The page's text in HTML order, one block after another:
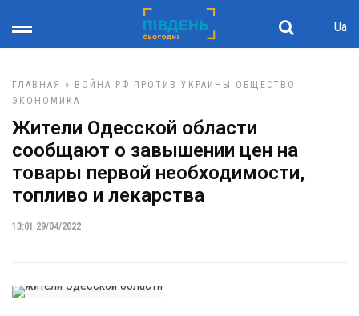
Ua
ГЛАВНАЯ » ВОЙНА РФ ПРОТИВ УКРАИНЫ
ОБЩЕСТВО
ЭКОНОМИКА
Жители Одесской области
сообщают о завышении цен на
товары первой необходимости,
топливо и лекарства
13:01 29/04/2022